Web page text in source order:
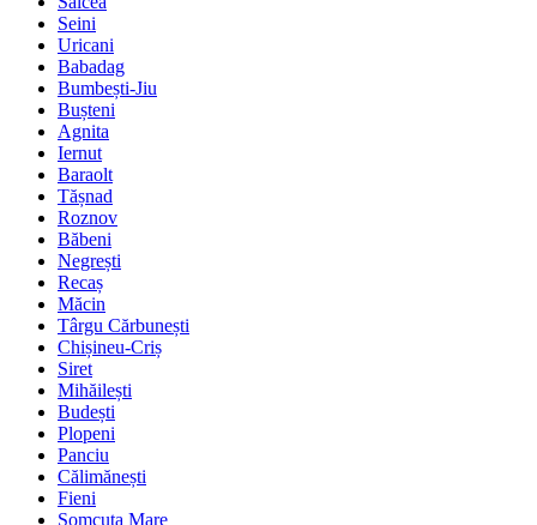
Seini
Uricani
Babadag
Bumbești-Jiu
Bușteni
Agnita
Iernut
Baraolt
Tășnad
Roznov
Băbeni
Negrești
Recaș
Măcin
Târgu Cărbunești
Chișineu-Criș
Siret
Mihăilești
Budești
Plopeni
Panciu
Călimănești
Fieni
Șomcuta Mare